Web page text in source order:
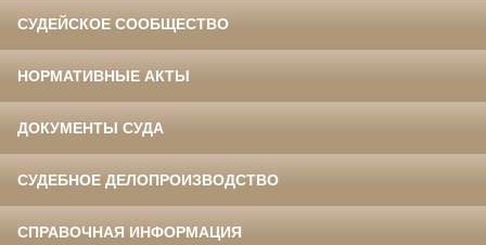
СУДЕЙСКОЕ СООБЩЕСТВО
НОРМАТИВНЫЕ АКТЫ
ДОКУМЕНТЫ СУДА
СУДЕБНОЕ ДЕЛОПРОИЗВОДСТВО
СПРАВОЧНАЯ ИНФОРМАЦИЯ